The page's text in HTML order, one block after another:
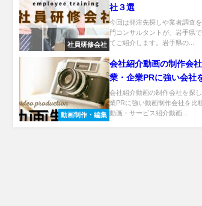
社員研修会社
社３選
今回は発注先探しや業者調査
門コンサルタントが、岩手県
てご紹介します。岩手県の...
動画制作・編集
会社紹介動画の制作会
業・企業PRに強い会社
会社紹介動画の制作会社を探
業PRに強い動画制作会社を比
動画・サービス紹介動画...